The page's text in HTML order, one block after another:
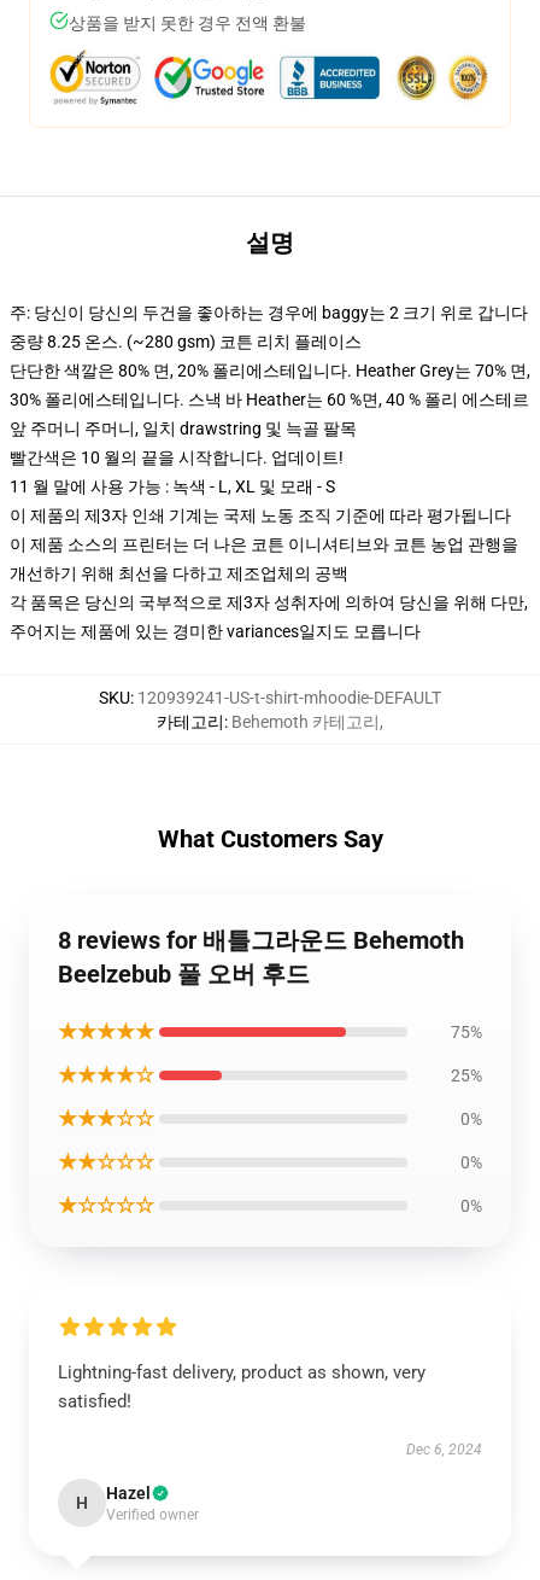
상품을 받지 못한 경우 전액 환불
설명
주: 당신이 당신의 두건을 좋아하는 경우에 baggy는 2 크기 위로 갑니다
중량 8.25 온스. (~280 gsm) 코튼 리치 플레이스
단단한 색깔은 80% 면, 20% 폴리에스테입니다. Heather Grey는 70% 면,
30% 폴리에스테입니다. 스낵 바 Heather는 60 %면, 40 % 폴리 에스테르
앞 주머니 주머니, 일치 drawstring 및 늑골 팔목
빨간색은 10 월의 끝을 시작합니다. 업데이트!
11 월 말에 사용 가능 : 녹색 - L, XL 및 모래 - S
이 제품의 제3자 인쇄 기계는 국제 노동 조직 기준에 따라 평가됩니다
이 제품 소스의 프린터는 더 나은 코튼 이니셔티브와 코튼 농업 관행을
개선하기 위해 최선을 다하고 제조업체의 공백
각 품목은 당신의 국부적으로 제3자 성취자에 의하여 당신을 위해 다만,
주어지는 제품에 있는 경미한 variances일지도 모릅니다
SKU: 120939241-US-t-shirt-mhoodie-DEFAULT
카테고리: Behemoth 카테고리,
What Customers Say
8 reviews for 배틀그라운드 Behemoth
Beelzebub 풀 오버 후드
★★★★★ 75%
★★★★☆ 25%
★★★☆☆ 0%
★★☆☆☆ 0%
★☆☆☆☆ 0%
Lightning-fast delivery, product as shown, very
satisfied!
Dec 6, 2024
H Hazel
Verified owner